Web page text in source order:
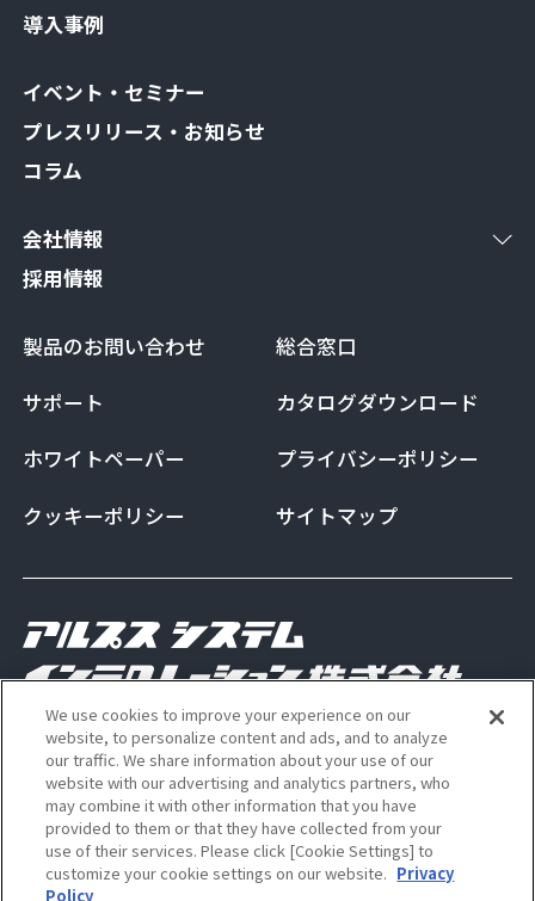
導入事例
イベント・セミナー
プレスリリース・お知らせ
コラム
会社情報
採用情報
製品のお問い合わせ
総合窓口
サポート
カタログダウンロード
ホワイトペーパー
プライバシーポリシー
クッキーポリシー
サイトマップ
Copyright Alps System Integration Co., Ltd. All
rights reserved
ALSI 公式 Instagram アカウン
ALSI 公式 X アカウント
We use cookies to improve your experience on our
website, to personalize content and ads, and to analyze
our traffic. We share information about your use of our
website with our advertising and analytics partners, who
may combine it with other information that you have
provided to them or that they have collected from your
use of their services. Please click [Cookie Settings] to
customize your cookie settings on our website. Privacy
Policy